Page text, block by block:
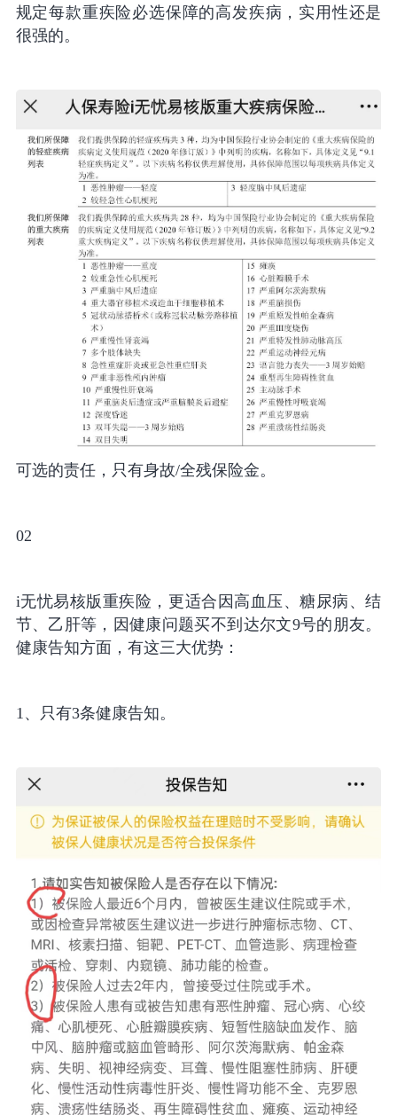
规定每款重疾险必选保障的高发疾病，实用性还是
很强的。
可选的责任，只有身故/全残保险金。
02
i无忧易核版重疾险，更适合因高血压、糖尿病、结
节、乙肝等，因健康问题买不到达尔文9号的朋友。
健康告知方面，有这三大优势：
1、只有3条健康告知。